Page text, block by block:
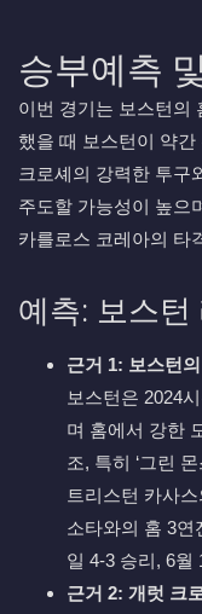
승부예측
이번 경기는 보스턴의
했을 때 보스턴이 약
크로셰의 강력한 투구
주도할 가능성이 높으
카를로스 코레아의 타
예측: 보스턴
근거 1: 보스턴
보스턴은 2024
며 홈에서 강한
조, 특히 ‘그린
트리스턴 카사
소타와의 홈 3연
일 4-3 승리, 6월
근거 2: 개럿 크